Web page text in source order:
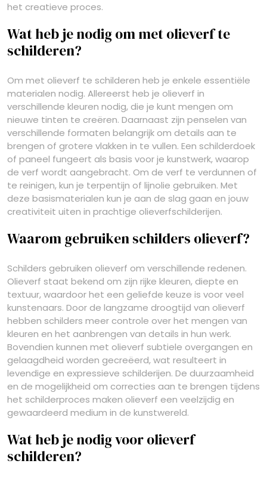
het creatieve proces.
Wat heb je nodig om met olieverf te
schilderen?
Om met olieverf te schilderen heb je enkele essentiële
materialen nodig. Allereerst heb je olieverf in
verschillende kleuren nodig, die je kunt mengen om
nieuwe tinten te creëren. Daarnaast zijn penselen van
verschillende formaten belangrijk om details aan te
brengen of grotere vlakken in te vullen. Een schilderdoek
of paneel fungeert als basis voor je kunstwerk, waarop
de verf wordt aangebracht. Om de verf te verdunnen of
te reinigen, kun je terpentijn of lijnolie gebruiken. Met
deze basismaterialen kun je aan de slag gaan en jouw
creativiteit uiten in prachtige olieverfschilderijen.
Waarom gebruiken schilders olieverf?
Schilders gebruiken olieverf om verschillende redenen.
Olieverf staat bekend om zijn rijke kleuren, diepte en
textuur, waardoor het een geliefde keuze is voor veel
kunstenaars. Door de langzame droogtijd van olieverf
hebben schilders meer controle over het mengen van
kleuren en het aanbrengen van details in hun werk.
Bovendien kunnen met olieverf subtiele overgangen en
gelaagdheid worden gecreëerd, wat resulteert in
levendige en expressieve schilderijen. De duurzaamheid
en de mogelijkheid om correcties aan te brengen tijdens
het schilderproces maken olieverf een veelzijdig en
gewaardeerd medium in de kunstwereld.
Wat heb je nodig voor olieverf
schilderen?